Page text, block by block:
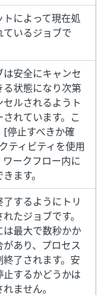
トによって現在処
ているジョブで
は安全にキャンセ
る状態になり次第
セルされるようト
されています。こ
[停止すべきか確
ティビティを使用
ワークフロー内に
ます。
了するようにトリ
たジョブです。
は最大で数秒かか
があり、プロセス
終了されます。安
止するかどうかは
ません。